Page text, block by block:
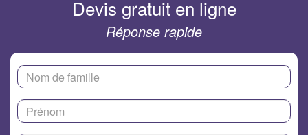
Devis gratuit en ligne
Réponse rapide